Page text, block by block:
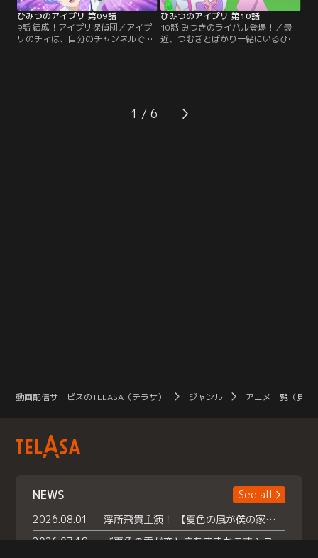
ひみつのアイプリ 第09話
9話 結成！アイプリ探偵団／アイプ
リのチィは、自分のチャンネルでア
る。そこに通りかかったクラスメイ
トのチィに、自分がアイプリだと、
ひみつのアイプリ 第10話
10話 みつきのライバル登場！／最
近、つむぎとばかり一緒にいるひま
りに、少しさびしさを感じているみ
デュエルオーディションでつむぎと
対決してほしいと頼む。しかし、負
1
動画配信サービスのTELASA（テラサ） ジャンル アニメ一覧（見放
NEWS
See all
2026.08.01
浮所飛貴主演！ 【夏色の風が僕の家にやってきた】 本日よりテラサで独占配信スタート！
2026.07.18
『夏色の雲が恋と嵐をまきおこす』スペシャルメイキング 【Part1】2026年７月18日（土）23時30分～配信スタート！話題のシーンの裏側を大公開！豪華キャスト大集合！ 『武宮家 真夏の家族会議』開催！